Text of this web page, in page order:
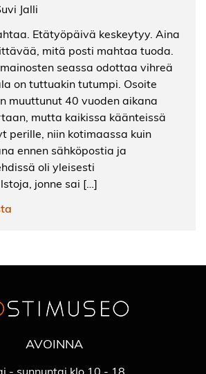
Jalli
Etätyöpäivä keskeytyy. Aina
mitä posti mahtaa tuoda.
seassa odottaa vihreä
on tuttuakin tutumpi. Osoite
muuttunut 40 vuoden aikana
mutta kaikissa käänteissä
perille, niin kotimaassa kuin
ennen sähköpostia ja
oli yleisesti
jonne sai […]
AVOINNA
- sunnuntai klo 10 - 18